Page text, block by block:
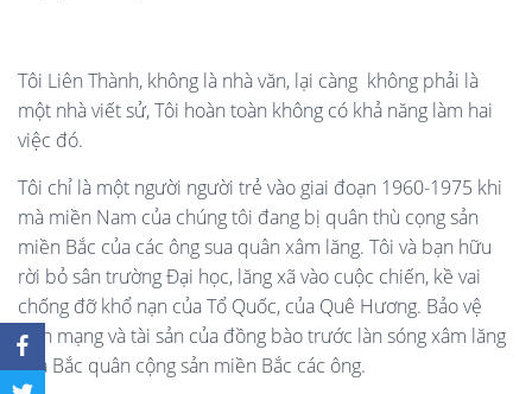
Tôi Liên Thành, không là nhà văn, lại càng không phải là
một nhà viết sử, Tôi hoàn toàn không có khả năng làm hai
việc đó.
Tôi chỉ là một người người trẻ vào giai đoạn 1960-1975 khi
mà miền Nam của chúng tôi đang bị quân thù cọng sản
miền Bắc của các ông sua quân xâm lăng. Tôi và bạn hữu
rời bỏ sân trường Đại học, lăng xã vào cuộc chiến, kề vai
chống đỡ khổ nạn của Tổ Quốc, của Quê Hương. Bảo vệ
sinh mạng và tài sản của đồng bào trước làn sóng xâm lăng
của Bắc quân cộng sản miền Bắc các ông.